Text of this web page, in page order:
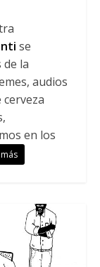
se
la
audios
en los